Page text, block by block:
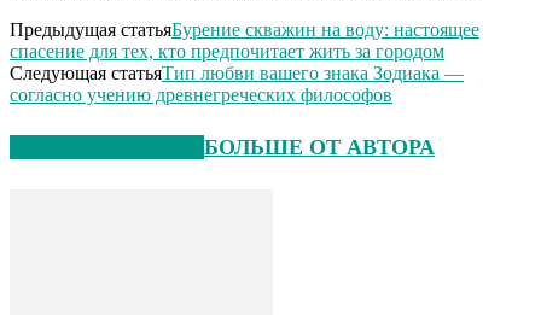
Предыдущая статьяБурение скважин на воду: настоящее
спасение для тех, кто предпочитает жить за городом
Следующая статьяТип любви вашего знака Зодиака —
согласно учению древнегреческих философов
БОЛЬШЕ ОТ АВТОРА